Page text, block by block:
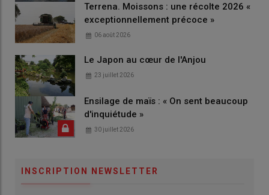
Terrena. Moissons : une récolte 2026 «
exceptionnellement précoce »
06 août 2026
Le Japon au cœur de l'Anjou
23 juillet 2026
Ensilage de maïs : « On sent beaucoup
d'inquiétude »
30 juillet 2026
INSCRIPTION NEWSLETTER